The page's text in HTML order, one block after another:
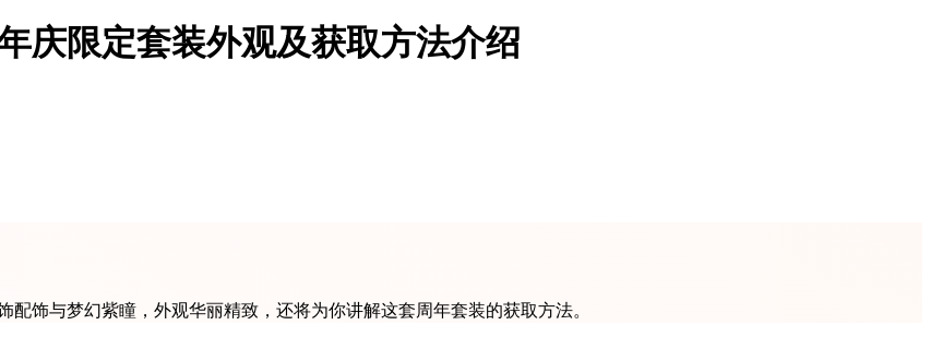
庆限定套装外观及获取方法介绍
饰与梦幻紫瞳，外观华丽精致，还将为你讲解这套周年套装的获取方法。